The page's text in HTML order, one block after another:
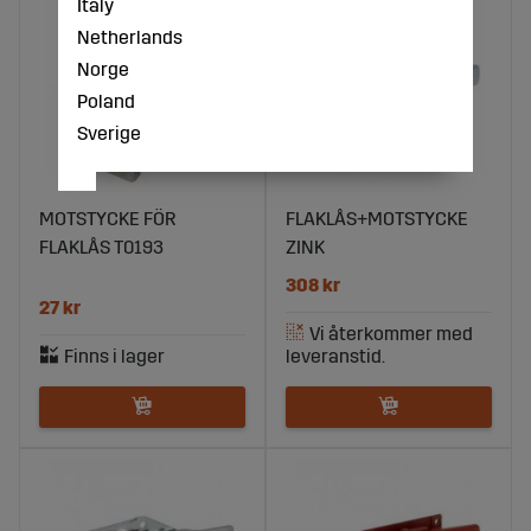
MOTSTYCKE FÖR
FLAKLÅS T0193
27 kr
FLAKLÅS+MOTSTYCKE
ZINK
308 kr
Netherlands
Norge
Poland
Sverige